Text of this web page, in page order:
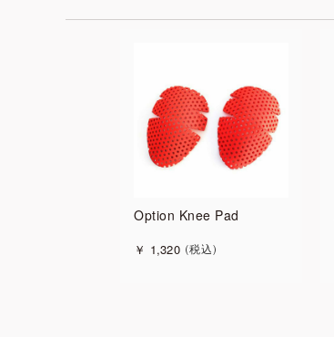
Option Knee Pad
￥ 1,320 税込